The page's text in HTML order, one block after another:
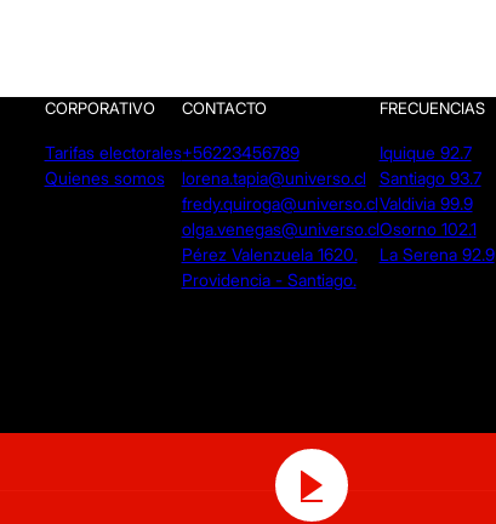
CORPORATIVO
Tarifas electorales
Quienes somos
CONTACTO
+56223456789
lorena.tapia@universo.cl
fredy.quiroga@universo.cl
olga.venegas@universo.cl
Pérez Valenzuela 1620.
Providencia - Santiago.
FRECUENCIAS
Iquique 92.7
Santiago 93.7
Valdivia 99.9
Osorno 102.1
La Serena 92.9